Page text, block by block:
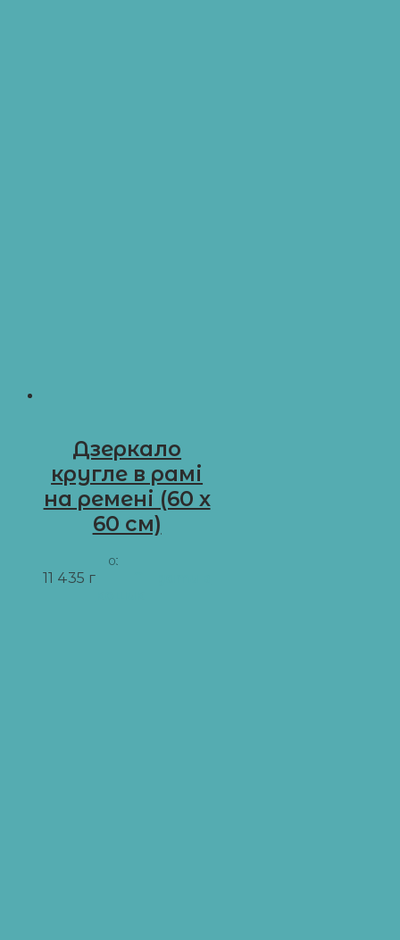
Дзеркало
кругле в рамі
на ремені (60 х
60 см)
03.LFD
11 435 грн